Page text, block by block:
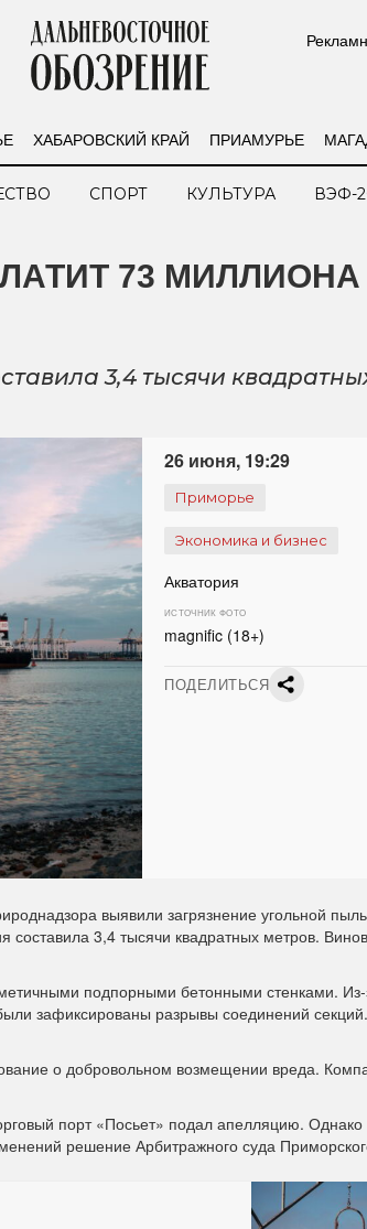
ХАБАРОВСКИЙ КРАЙ ПРИАМУРЬЕ
СПОРТ КУЛЬТУРА ВЭФ-
73 МИЛЛИОНА
3,4 тысячи
26 июня, 19:29
Приморье
Экономика и бизнес
Акватория
ИСТОЧНИК ФОТО
magnific (18+)
ПОДЕЛИТЬСЯ
выявили загрязнение угольной
составила 3,4 тысячи квадратных метров.
подпорными бетонными стенками. Из-
зафиксированы разрывы соединений
о добровольном возмещении вреда.
порт «Посьет» подал апелляцию.
решение Арбитражного суда